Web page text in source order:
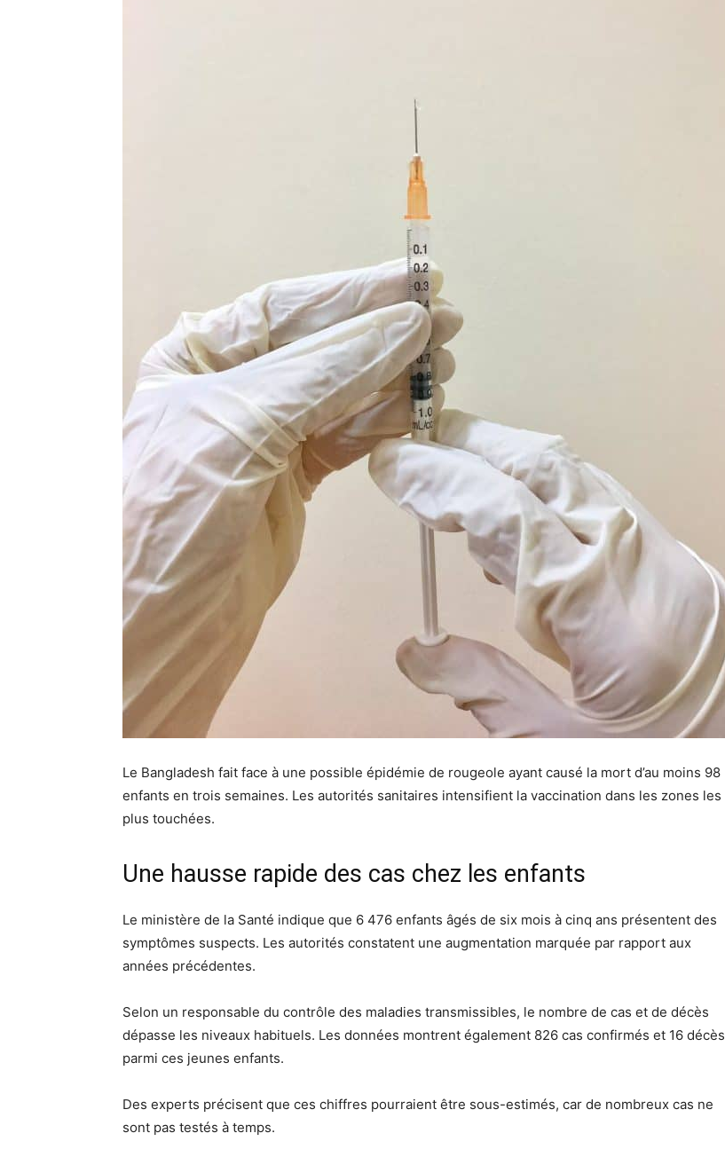
Le Bangladesh fait face à une possible épidémie de rougeole ayant causé la mort d’au moins 98
enfants en trois semaines. Les autorités sanitaires intensifient la vaccination dans les zones les
plus touchées.
Une hausse rapide des cas chez les enfants
Le ministère de la Santé indique que 6 476 enfants âgés de six mois à cinq ans présentent des
symptômes suspects. Les autorités constatent une augmentation marquée par rapport aux
années précédentes.
Selon un responsable du contrôle des maladies transmissibles, le nombre de cas et de décès
dépasse les niveaux habituels. Les données montrent également 826 cas confirmés et 16 décès
parmi ces jeunes enfants.
Des experts précisent que ces chiffres pourraient être sous-estimés, car de nombreux cas ne
sont pas testés à temps.